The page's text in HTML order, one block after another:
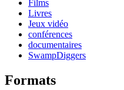
Films
Livres
Jeux vidéo
conférences
documentaires
SwampDiggers
Formats